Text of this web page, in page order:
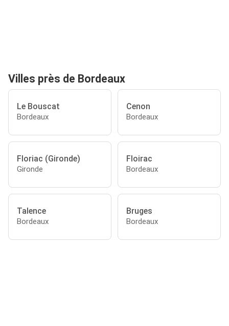
Villes près de Bordeaux
Le Bouscat
Bordeaux
Cenon
Bordeaux
Floriac (Gironde)
Gironde
Floirac
Bordeaux
Talence
Bordeaux
Bruges
Bordeaux